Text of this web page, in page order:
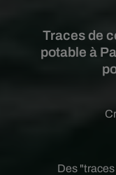
Traces de
potable à
Des